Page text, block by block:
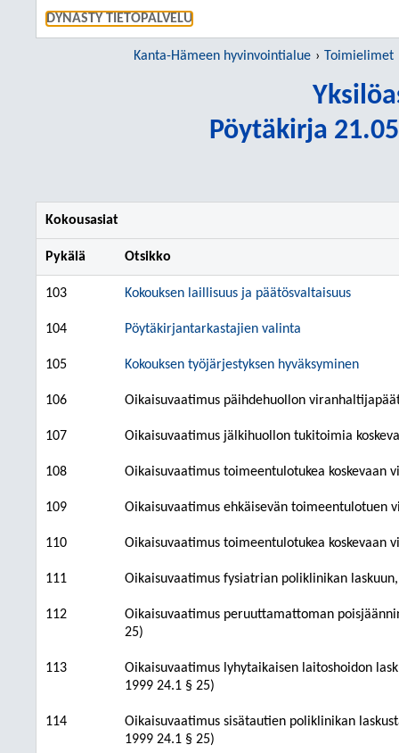
DYNASTY TIETOPALVELU
Kanta-Hämeen hyvinvointialue Toimielimet
Pöytäkirja
Kokousasiat
Pykälä Otsikko
103 Kokouksen laillisuus ja päätösvaltaisuus
104 Pöytäkirjantarkastajien valinta
105 Kokouksen työjärjestyksen hyväksyminen
106 Oikaisuvaatimus päihdehuollon
107 Oikaisuvaatimus jälkihuollon tukitoimia
108 Oikaisuvaatimus toimeentulotukea koskevaan
109 Oikaisuvaatimus ehkäisevän toimeentulotuen
110 Oikaisuvaatimus toimeentulotukea koskevaan
111 Oikaisuvaatimus fysiatrian poliklinikan
112
Oikaisuvaatimus peruuttamattoman
25)
113
Oikaisuvaatimus lyhytaikaisen laitoshoidon
1999 24.1 § 25)
114
Oikaisuvaatimus sisätautien poliklinikan
1999 24.1 § 25)